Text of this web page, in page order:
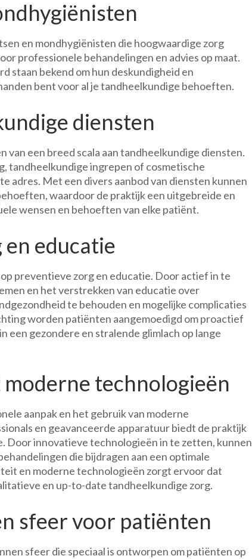
en mondhygiënisten die hoogwaardige zorg
professionele behandelingen en advies op maat.
staan bekend om hun deskundigheid en
bent voor al je tandheelkundige behoeften.
diensten
een breed scala aan tandheelkundige diensten.
tandheelkundige ingrepen of cosmetische
adres. Met een divers aanbod van diensten kunnen
waardoor de praktijk een uitgebreide en
wensen en behoeften van elke patiënt.
en educatie
preventieve zorg en educatie. Door actief in te
en het verstrekken van educatie over
te behouden en mogelijke complicaties
worden patiënten aangemoedigd om proactief
een gezondere en stralende glimlach op lange
technologieën
aanpak en het gebruik van moderne
en geavanceerde apparatuur biedt de praktijk
Door innovatieve technologieën in te zetten, kunnen
die bijdragen aan een optimale
en moderne technologieën zorgt ervoor dat
en up-to-date tandheelkundige zorg.
sfeer voor patiënten
sfeer die speciaal is ontworpen om patiënten op